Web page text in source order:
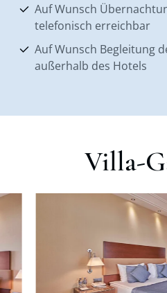
Auf Wunsch
telefonisch erreichbar
Auf Wunsch Begleitung
außerhalb des Hotels
Villa-